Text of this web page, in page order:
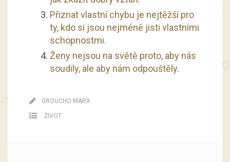
Přiznat vlastní chybu je nejtěžší pro
ty, kdo si jsou nejméně jisti vlastními
schopnostmi.
Ženy nejsou na světě proto, aby nás
soudily, ale aby nám odpouštěly.
GROUCHO MARX
ŽIVOT